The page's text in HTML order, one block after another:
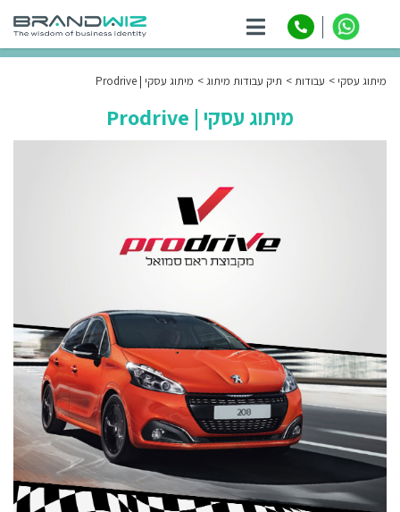
מיתוג עסקי עבודות תיק עבודות מיתוג מיתוג עסקי | Prodrive
מיתוג עסקי | Prodrive